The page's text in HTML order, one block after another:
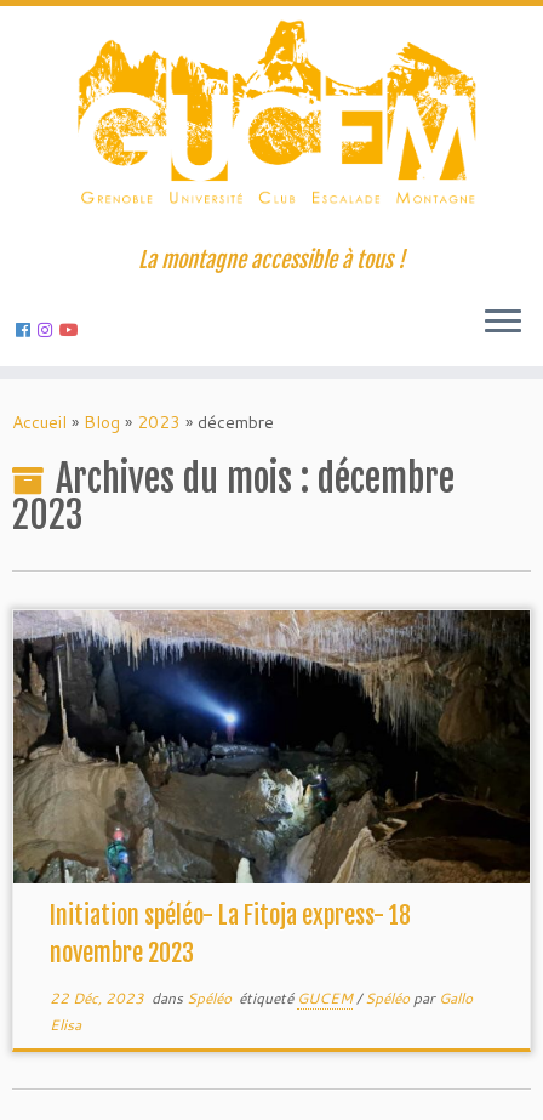
to
La montagne accessible à tous !
Accueil » Blog » 2023 » décembre
Archives du mois : décembre
2023
Initiation spéléo- La Fitoja express- 18
novembre 2023
22 Déc, 2023dans Spéléo étiqueté GUCEM/Spéléopar Gallo
Elisa